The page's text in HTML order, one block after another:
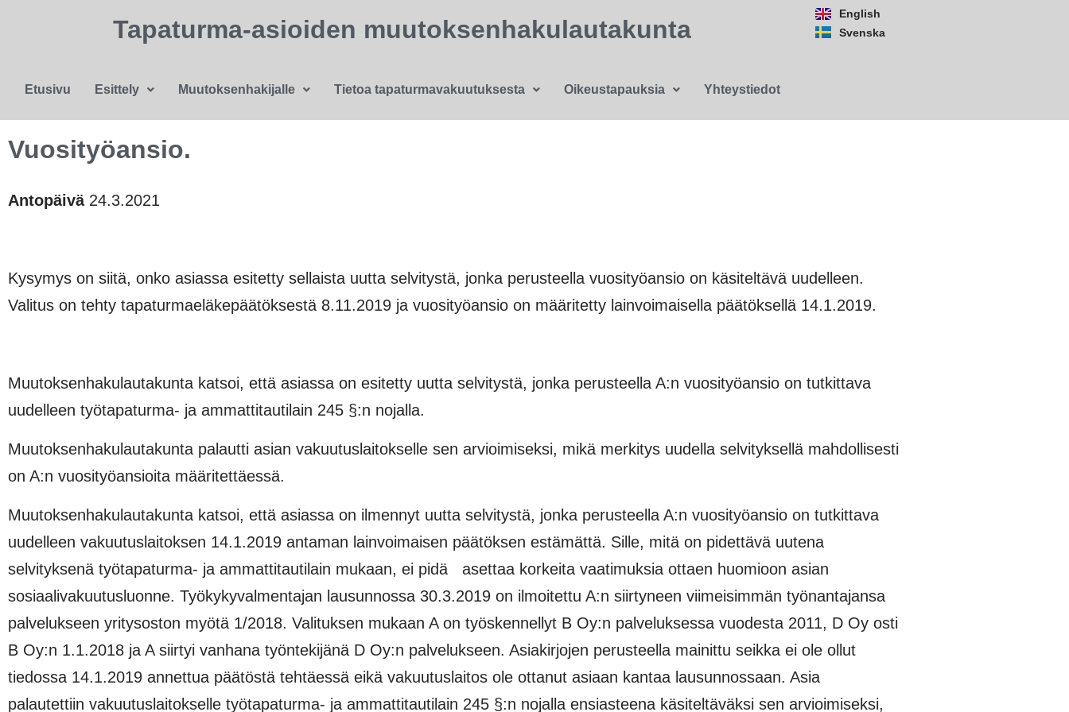
Tapaturma-asioiden muutoksenhakulautakunta
Etusivu Esittely Muutoksenhakijalle Tietoa tapaturmavakuutuksesta Oikeustapauksia Yhteystiedot
English
Svenska
Vuosityöansio.
Antopäivä24.3.2021
Kysymys on siitä, onko asiassa esitetty sellaista uutta selvitystä, jonka perus­teella vuosityöansio on käsiteltävä uudelleen.
Valitus on tehty tapaturmaeläkepäätöksestä 8.11.2019 ja vuosityöansio on määritetty lainvoimaisella päätöksellä 14.1.2019.
Muutoksenhakulautakunta katsoi, että asiassa on esitetty uutta selvitystä, jonka perusteella A:n vuosi­työansio on tutkittava
uudelleen työtapaturma- ja ammattitautilain 245 §:n nojalla.
Muutoksenhakulautakunta palautti asian vakuutuslaitokselle sen arvioimiseksi, mikä merkitys uudella selvityksellä mahdollisesti
on A:n vuosityöansioita määritettäessä.
Muutoksenhakulautakunta katsoi, että asiassa on ilmennyt uutta selvitystä, jonka perusteella A:n vuo­sityöansio on tutkittava
uudelleen vakuutuslaitoksen 14.1.2019 antaman lainvoimaisen päätöksen estä­mättä. Sille, mitä on pidettävä uutena
selvityksenä työtapaturma- ja ammattitautilain mukaan, ei pidä asettaa korkeita vaatimuksia ottaen huomioon asian
sosiaalivakuutusluonne. Työkykyvalmentajan lau­sunnossa 30.3.2019 on ilmoitettu A:n siirtyneen viimeisimmän työnantajansa
palvelukseen yritysoston myötä 1/2018. Valituksen mukaan A on työskennellyt B Oy:n palveluksessa vuodesta 2011, D Oy osti
B Oy:n 1.1.2018 ja A siirtyi vanhana työntekijänä D Oy:n palvelukseen. Asiakirjojen perusteella mainittu seikka ei ole ollut
tiedossa 14.1.2019 annettua päätöstä tehtäessä eikä vakuutuslaitos ole ottanut asi­aan kantaa lausunnossaan. Asia
palautettiin vakuutuslaitokselle työtapaturma- ja ammattitautilain 245 §:n nojalla ensiasteena käsiteltäväksi sen arvioimiseksi,